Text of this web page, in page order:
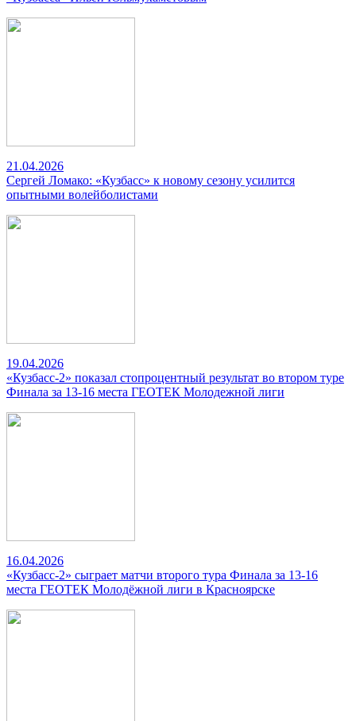
21.04.2026
Сергей Ломако: «Кузбасс» к новому сезону усилится
опытными волейболистами
19.04.2026
«Кузбасс-2» показал стопроцентный результат во втором туре
Финала за 13-16 места ГЕОТЕК Молодежной лиги
16.04.2026
«Кузбасс-2» сыграет матчи второго тура Финала за 13-16
места ГЕОТЕК Молодёжной лиги в Красноярске